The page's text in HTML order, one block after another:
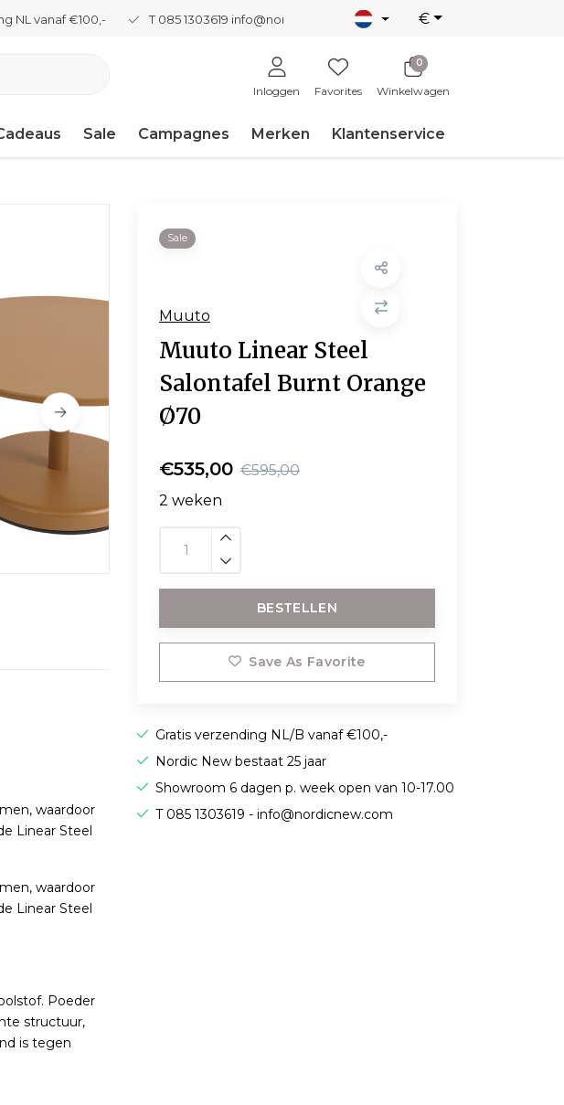
NL vanaf €100,- T 085 1303619 info@nordicnew.nl €
Inloggen Favorites
0
Winkelwagen
Sale Campagnes Merken Klantenservice
Sale
Muuto
Muuto Linear Steel
Salontafel Burnt Orange
Ø70
€535,00 €595,00
2 weken
BESTELLEN
Save As Favorite
Gratis verzending NL/B vanaf €100,-
Nordic New bestaat 25 jaar
Showroom 6 dagen p. week open van 10-17.00
T 085 1303619 -info@nordicnew.com
waardoor
Linear Steel
waardoor
Linear Steel
Poeder
structuur,
is tegen